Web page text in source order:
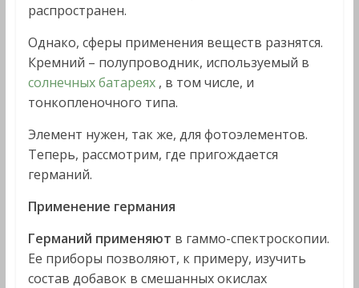
распространен.
Однако, сферы применения веществ разнятся.
Кремний – полупроводник, используемый в
солнечных батареях , в том числе, и
тонкопленочного типа.
Элемент нужен, так же, для фотоэлементов.
Теперь, рассмотрим, где пригождается
германий.
Применение германия
Германий применяют в гаммо-спектроскопии.
Ее приборы позволяют, к примеру, изучить
состав добавок в смешанных окислах